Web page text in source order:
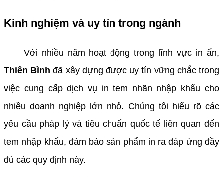
Kinh nghiệm và uy tín trong ngành
Với nhiều năm hoạt động trong lĩnh vực in ấn,
Thiên Bình đã xây dựng được uy tín vững chắc trong
việc cung cấp dịch vụ in tem nhãn nhập khẩu cho
nhiều doanh nghiệp lớn nhỏ. Chúng tôi hiểu rõ các
yêu cầu pháp lý và tiêu chuẩn quốc tế liên quan đến
tem nhập khẩu, đảm bảo sản phẩm in ra đáp ứng đầy
đủ các quy định này.